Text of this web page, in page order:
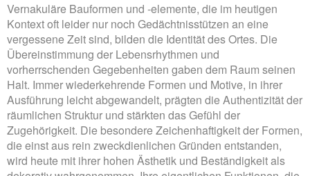
Vernakuläre Bauformen und -elemente, die im heutigen
Kontext oft leider nur noch Gedächtnisstützen an eine
vergessene Zeit sind, bilden die Identität des Ortes. Die
Übereinstimmung der Lebensrhythmen und
vorherrschenden Gegebenheiten gaben dem Raum seinen
Halt. Immer wiederkehrende Formen und Motive, in ihrer
Ausführung leicht abgewandelt, prägten die Authentizität der
räumlichen Struktur und stärkten das Gefühl der
Zugehörigkeit. Die besondere Zeichenhaftigkeit der Formen,
die einst aus rein zweckdienlichen Gründen entstanden,
wird heute mit ihrer hohen Ästhetik und Beständigkeit als